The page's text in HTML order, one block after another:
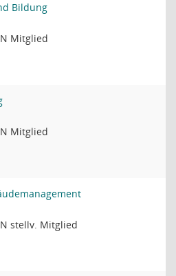
Bildung
Mitglied
Mitglied
stellv. Mitglied